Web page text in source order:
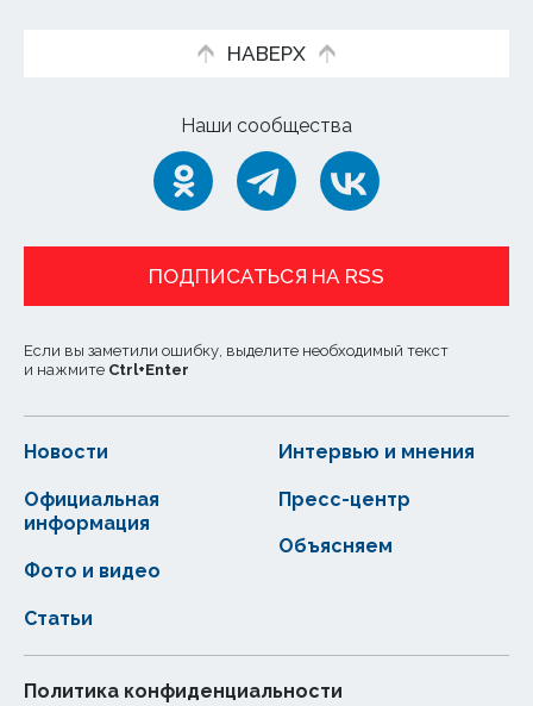
НАВЕРХ
Наши сообщества
ПОДПИСАТЬСЯ НА RSS
Если вы заметили ошибку, выделите необходимый текст
и нажмите Ctrl+Enter
Новости
Статьи
Официальная
информация
Интервью и мнения
Фото и видео
Пресс-центр
Объясняем
Политика конфиденциальности